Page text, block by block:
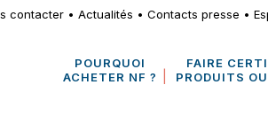
contacter •Actualités •Contacts presse •
POURQUOI
ACHETER NF ?
FAIRE
PRODUITS